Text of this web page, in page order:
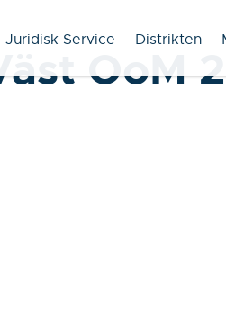
Juridisk Service Distrikten
OoM